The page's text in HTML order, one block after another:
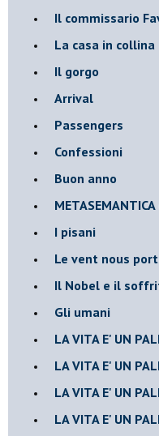
Il commissario
La casa in collina
Il gorgo
Arrival
Passengers
Confessioni
Buon anno
I pisani
Le vent nous
Il Nobel e il
Gli umani
LA VITA E' UN
LA VITA E' UN
LA VITA E' UN
LA VITA E' UN